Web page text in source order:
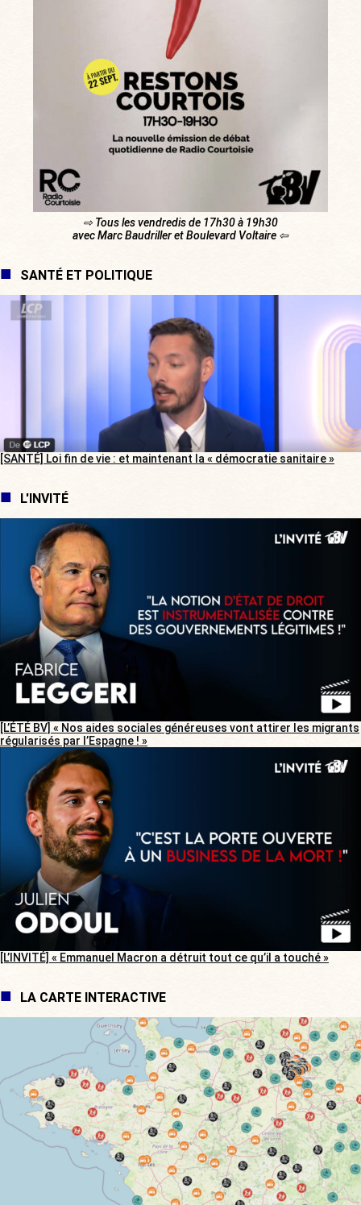
⇨ Tous les vendredis de 17h30 à 19h30
avec Marc Baudriller et Boulevard Voltaire ⇦
SANTÉ ET POLITIQUE
[SANTÉ] Loi fin de vie : et maintenant la « démocratie sanitaire »
L'INVITÉ
[L’ÉTÉ BV] « Nos aides sociales généreuses vont attirer les migrants
régularisés par l’Espagne ! »
[L’INVITÉ] « Emmanuel Macron a détruit tout ce qu’il a touché »
LA CARTE INTERACTIVE